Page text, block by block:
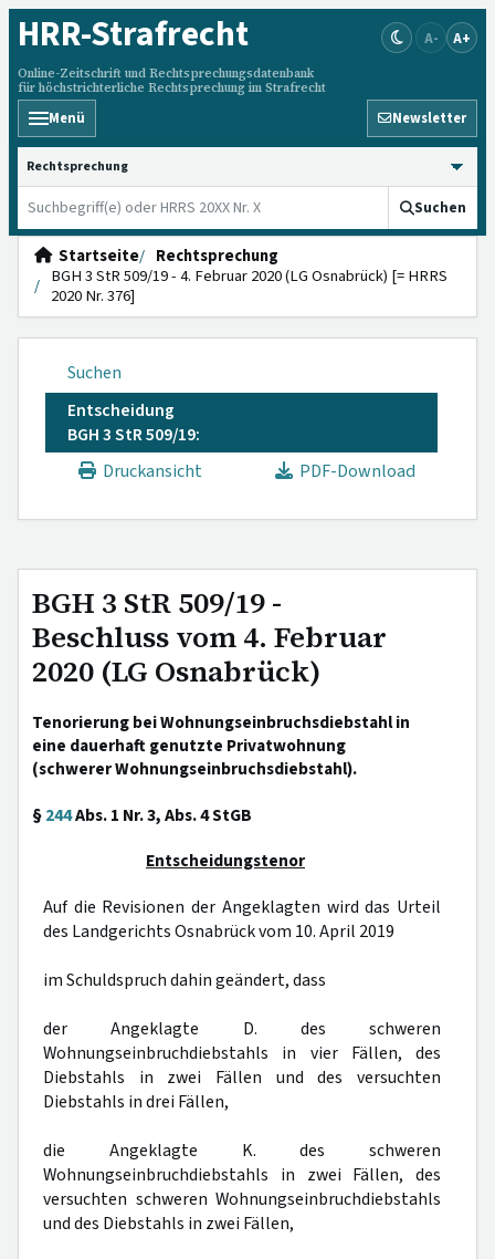
HRR-Strafrecht
Online-Zeitschrift und Rechtsprechungsdatenbank
für höchstrichterliche Rechtsprechung im Strafrecht
A- A+
Menü Newsletter
HRRS durchsuchen
Suchen
Startseite
Rechtsprechung
BGH 3 StR 509/19 - 4. Februar 2020 (LG Osnabrück) [= HRRS
2020 Nr. 376]
Suchen
Entscheidung
BGH 3 StR 509/19:
Druckansicht
PDF-Download
BGH 3 StR 509/19 -
Beschluss vom 4. Februar
2020 (LG Osnabrück)
Tenorierung bei Wohnungseinbruchsdiebstahl in
eine dauerhaft genutzte Privatwohnung
(schwerer Wohnungseinbruchsdiebstahl).
§244Abs. 1 Nr. 3, Abs. 4 StGB
Entscheidungstenor
Auf die Revisionen der Angeklagten wird das Urteil
des Landgerichts Osnabrück vom 10. April 2019
im Schuldspruch dahin geändert, dass
der Angeklagte D. des schweren
Wohnungseinbruchdiebstahls in vier Fällen, des
Diebstahls in zwei Fällen und des versuchten
Diebstahls in drei Fällen,
die Angeklagte K. des schweren
Wohnungseinbruchdiebstahls in zwei Fällen, des
versuchten schweren Wohnungseinbruchdiebstahls
und des Diebstahls in zwei Fällen,